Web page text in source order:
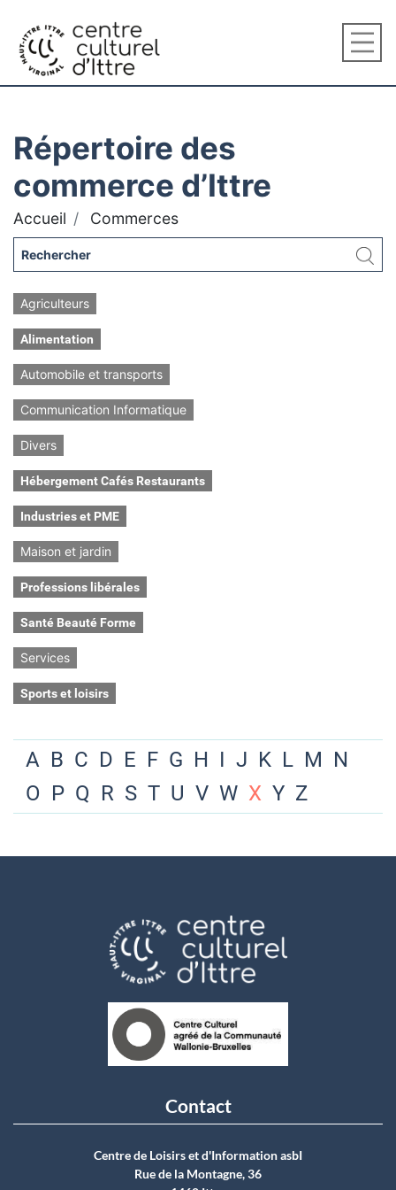
Répertoire des
commerce d’Ittre
Accueil Commerces
Agriculteurs
Alimentation
Automobile et transports
Communication Informatique
Divers
Hébergement Cafés Restaurants
Industries et PME
Maison et jardin
Professions libérales
Santé Beauté Forme
Services
Sports et loisirs
A B C D E F G H I J K L M N
O P Q R S T U V W X Y Z
Contact
Centre de Loisirs et d'Information asbI
Rue de la Montagne, 36